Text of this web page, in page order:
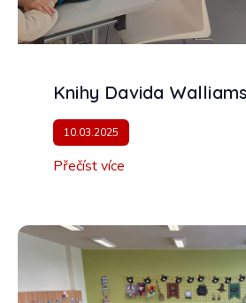
Knihy Davida
10.03.2025
Přečíst více